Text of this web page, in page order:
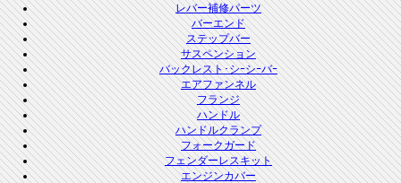
レバー補修パーツ
バーエンド
ステップバー
サスペンション
バックレスト･シｰシｰバｰ
エアファンネル
フランジ
ハンドル
ハンドルクランプ
フォークガード
フェンダーレスキット
エンジンカバー